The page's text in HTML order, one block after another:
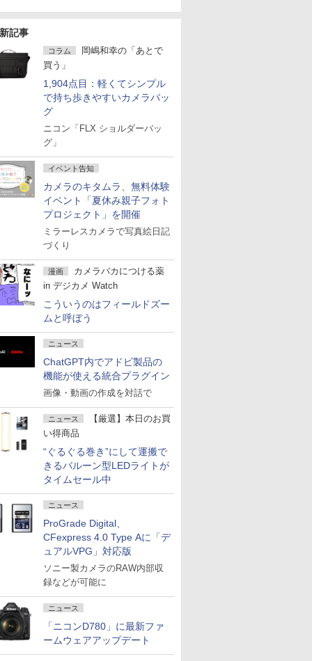
記事
コラム
岡嶋和幸の「あとで
買う」
1,904点目：軽くてシンプル
で持ち歩きやすいカメラバッ
グ
ニコン「FLX ショルダーバッ
グ」
イベント告知
カメラのキタムラ、無料体験
イベント「夏休み親子フォト
プロジェクト」を開催
ミラーレスカメラで写真絵日記
づくり
漫画
カメラバカにつける薬
in デジカメ Watch
こういうのはフィールドズー
ムと呼ぼう
ニュース
ChatGPT内でアドビ製品の
機能が使える統合プラグイン
画像・動画の作成を対話で
ニュース
【厳選】本日のお買
い得商品
“ぐるぐる巻き”にして運搬で
きるバルーン型LEDライトが
タイムセール中
ニュース
ProGrade Digital、
CFexpress 4.0 Type Aに「デ
ュアルVPG」対応版
ソニー製カメラのRAW内部収
録などが可能に
ニュース
「ニコンD780」に最新ファ
ームウェアアップデート